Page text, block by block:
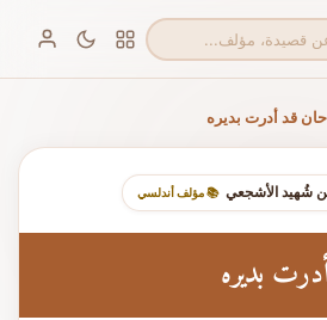
قد أدرت بديره
شُهيد الأشجعي 📚 مؤلف أندلسي
بديره